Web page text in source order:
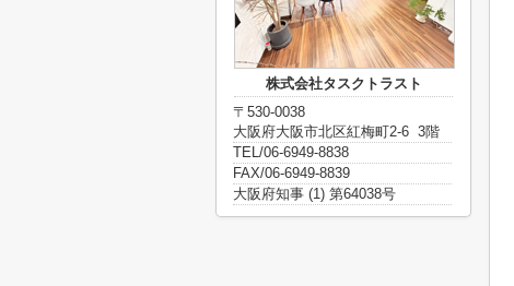
株式会社タスクトラスト
〒530-0038
大阪府大阪市北区紅梅町2-6 3階
TEL/06-6949-8838
FAX/06-6949-8839
大阪府知事 (1) 第64038号